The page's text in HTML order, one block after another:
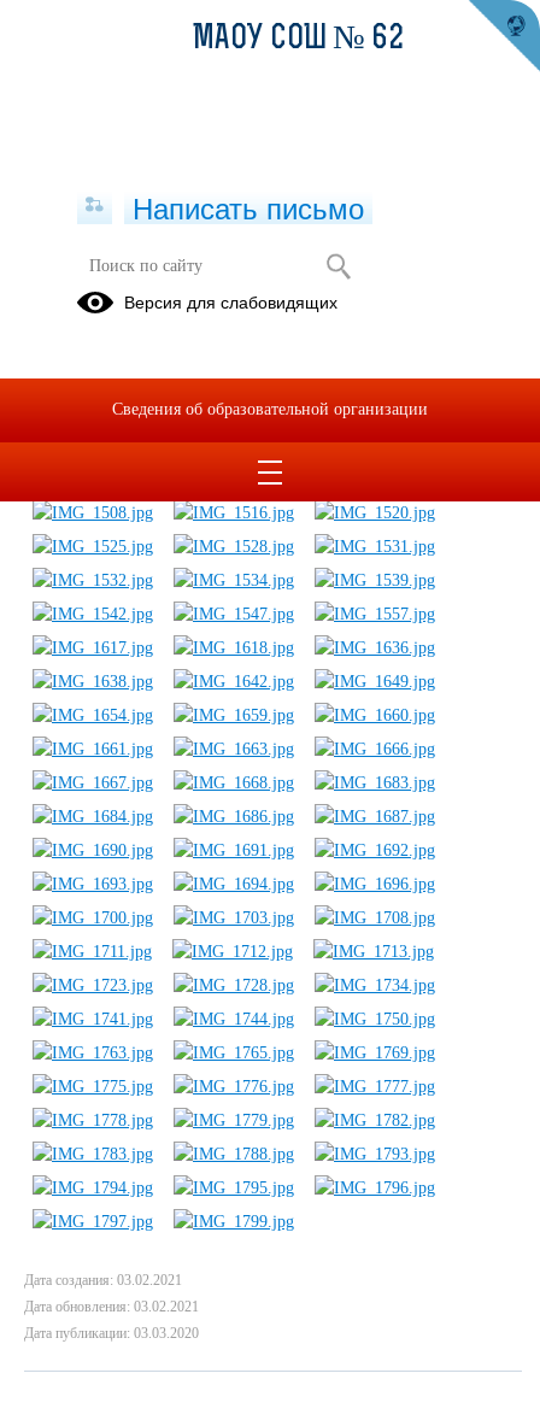
Вручение юбилейных медалей в
честь 75-летия Победы
Дата создания: 03.02.2021
Дата обновления: 03.02.2021
Дата публикации: 03.03.2020
МАОУ СОШ № 62
Написать письмо
Версия для слабовидящих
Сведения об образовательной организации